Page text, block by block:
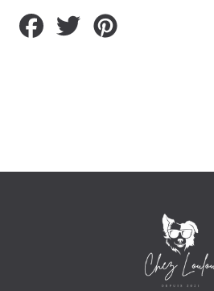
Partager
sur
Tweeter
sur